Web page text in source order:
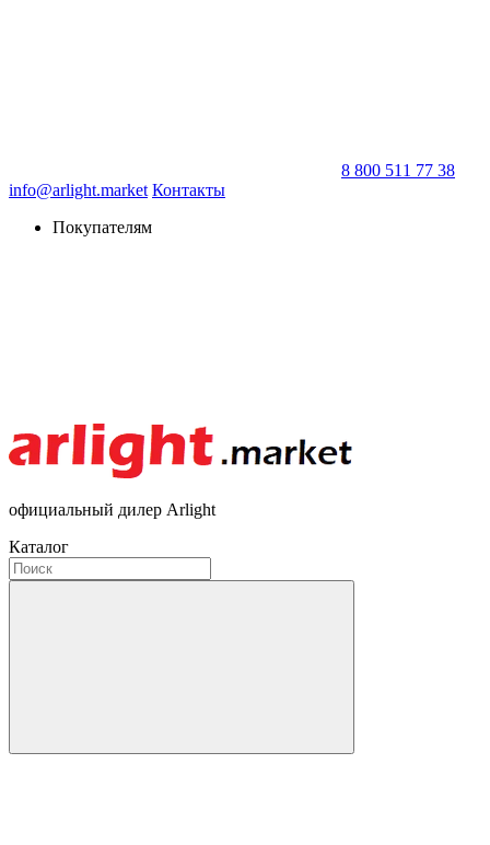
8 800 511 77 38
info@arlight.market Контакты
Покупателям
официальный дилер Arlight
Каталог